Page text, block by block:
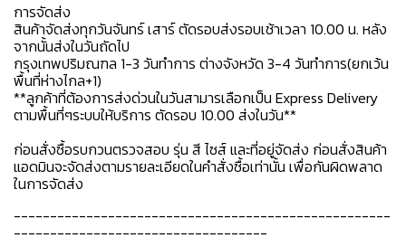
การจัดส่ง
สินค้าจัดส่งทุกวันจันทร์ เสาร์ ตัดรอบส่งรอบเช้าเวลา 10.00 น. หลัง
จากนั้นส่งในวันถัดไป
กรุงเทพปริมณฑล 1-3 วันทำการ ต่างจังหวัด 3-4 วันทำการ(ยกเว้น
พื้นที่ห่างไกล+1)
**ลูกค้าที่ต้องการส่งด่วนในวันสามารเลือกเป็น Express Delivery
ตามพื้นที่ๆระบบให้บริการ ตัดรอบ 10.00 ส่งในวัน**
ก่อนสั่งซื้อรบกวนตรวจสอบ รุ่น สี ไซส์ และที่อยู่จัดส่ง ก่อนสั่งสินค้า
แอดมินจะจัดส่งตามรายละเอียดในคำสั่งซื้อเท่านั้น เพื่อกันผิดพลาด
ในการจัดส่ง
----------------------------------------------------
-----------------------------------